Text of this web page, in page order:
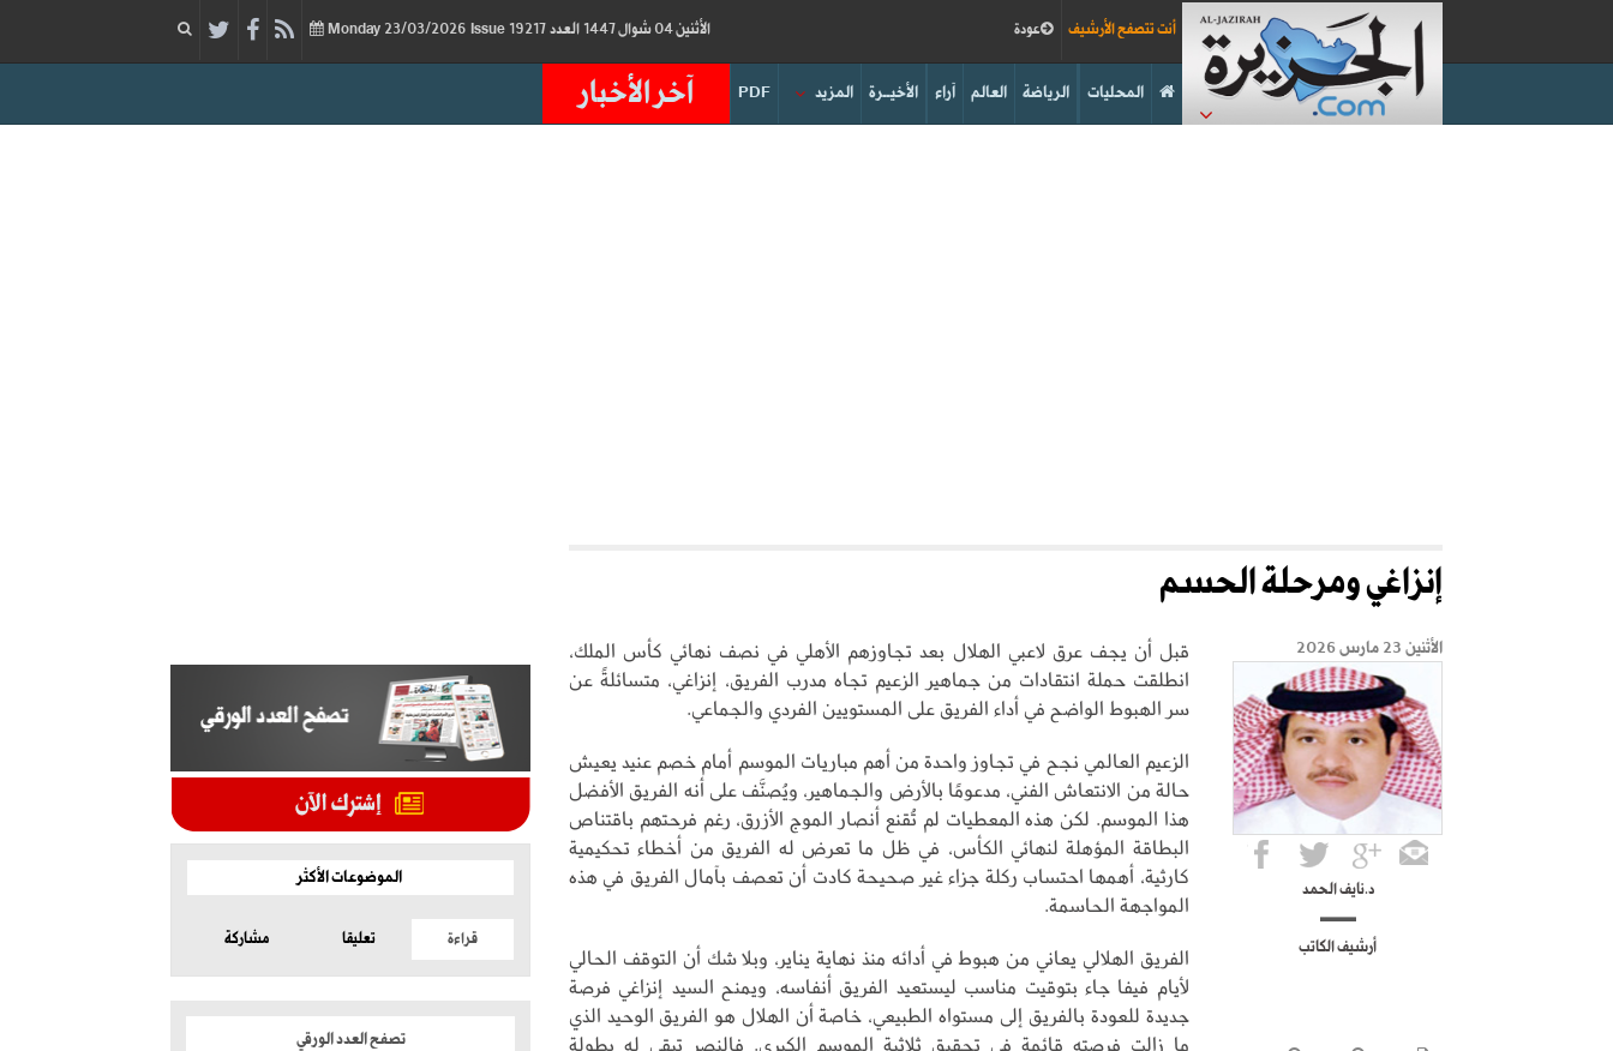
الأثنين 04 شوال 1447 العدد 19217 23/03/2026 Issue عودة أنت تتصفح الأرشيف
آخر الأخبار PDF المزيد الأخيــرة آراء العالم الرياضة المحليات
إنزاغي ومرحلة الحسم
الأثنين 23 مارس 2026
د.نايف الحمد
أرشيف الكاتب
قبل أن يجف عرق لاعبي الهلال بعد تجاوزهم الأهلي في نصف نهائي كأس الملك،
انطلقت حملة انتقادات من جماهير الزعيم تجاه مدرب الفريق، إنزاغي، متسائلةً عن
سر الهبوط الواضح في أداء الفريق على المستويين الفردي والجماعي.
الزعيم العالمي نجح في تجاوز واحدة من أهم مباريات الموسم أمام خصم عنيد يعيش
حالة من الانتعاش الفني، مدعومًا بالأرض والجماهير، ويُصنَّف على أنه الفريق الأفضل
هذا الموسم. لكن هذه المعطيات لم تُقنع أنصار الموج الأزرق، رغم فرحتهم باقتناص
البطاقة المؤهلة لنهائي الكأس، في ظل ما تعرض له الفريق من أخطاء تحكيمية
كارثية، أهمها احتساب ركلة جزاء غير صحيحة كادت أن تعصف بآمال الفريق في هذه
المواجهة الحاسمة.
الفريق الهلالي يعاني من هبوط في أدائه منذ نهاية يناير، وبلا شك أن التوقف الحالي
لأيام فيفا جاء بتوقيت مناسب ليستعيد الفريق أنفاسه، ويمنح السيد إنزاغي فرصة
جديدة للعودة بالفريق إلى مستواه الطبيعي، خاصة أن الهلال هو الفريق الوحيد الذي
ما زالت فرصته قائمة في تحقيق ثلاثية الموسم الكبرى. فالنصر تبقى له بطولة
الموضوعات الأكثر
قراءة تعليقا مشاركة
تصفح العدد الورقي